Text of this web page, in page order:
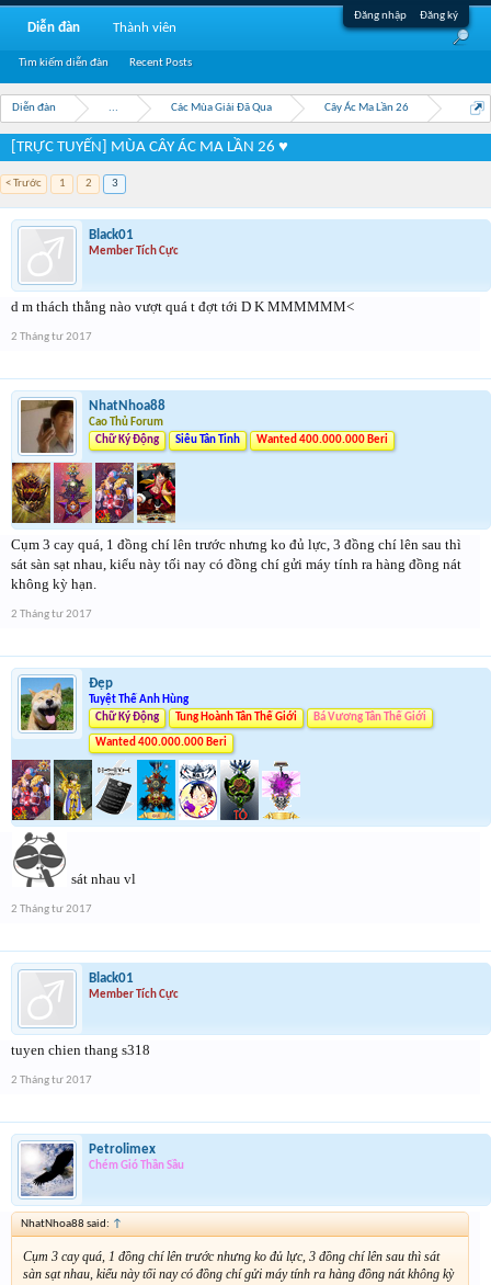
Đăng nhập Đăng ký
Diễn đàn ... Các Mùa Giải Đã Qua Cây Ác Ma Lần 26
[TRỰC TUYẾN] MÙA CÂY ÁC MA LẦN 26 ♥
< Trước 1 2 3
Black01
Member Tích Cực
d m thách thằng nào vượt quá t đợt tới D K MMMMMM<
2 Tháng tư 2017
NhatNhoa88
Cao Thủ Forum
Chữ Ký Động
Siêu Tân Tinh Wanted 400.000.000 Beri
Cụm 3 cay quá, 1 đồng chí lên trước nhưng ko đủ lực, 3 đồng chí lên sau thì
sát sàn sạt nhau, kiểu này tối nay có đồng chí gửi máy tính ra hàng đồng nát
không kỳ hạn.
2 Tháng tư 2017
Đẹp
Tuyệt Thế Anh Hùng
Chữ Ký Động
Tung Hoành Tân Thế Giới Bá Vương Tân Thế Giới
Wanted 400.000.000 Beri
sát nhau vl
2 Tháng tư 2017
Black01
Member Tích Cực
tuyen chien thang s318
2 Tháng tư 2017
Petrolimex
Chém Gió Thần Sầu
NhatNhoa88 said: ↑
Cụm 3 cay quá, 1 đồng chí lên trước nhưng ko đủ lực, 3 đồng chí lên sau thì sát
sàn sạt nhau, kiểu này tối nay có đồng chí gửi máy tính ra hàng đồng nát không kỳ
Diễn đàn
Tìm kiếm diễn đàn Recent Posts
Thành viên